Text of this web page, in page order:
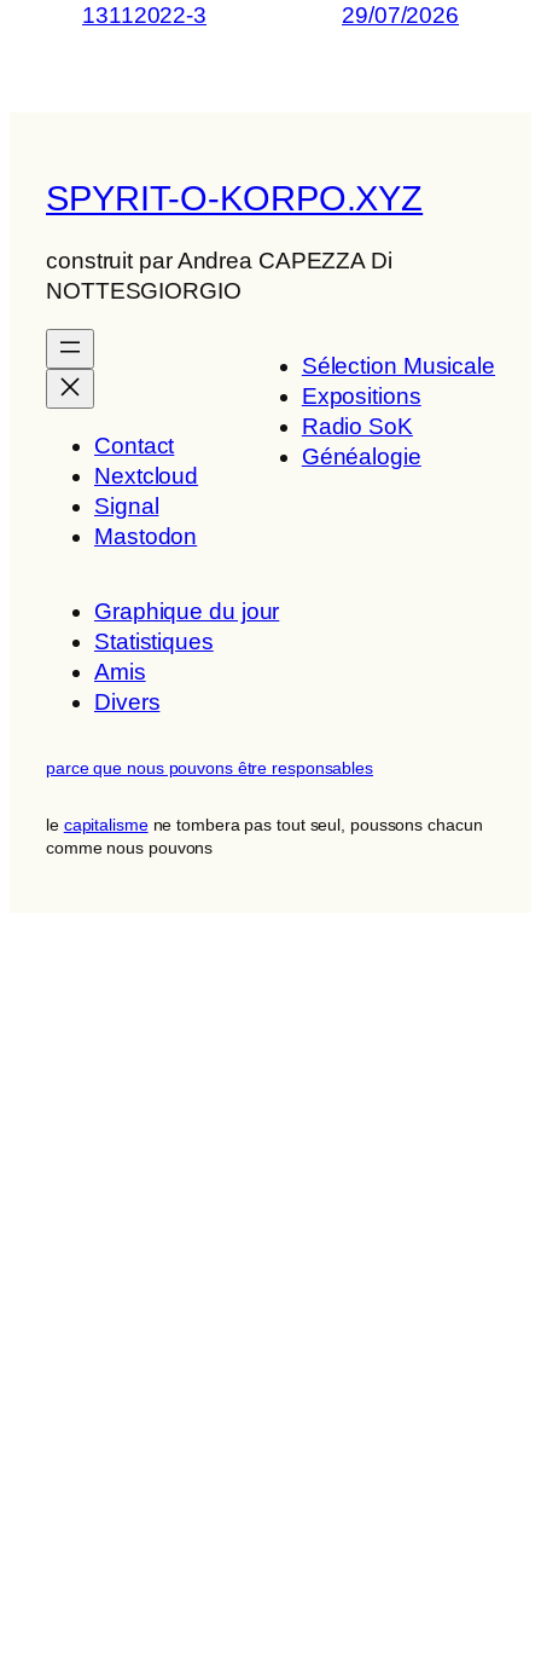
13112022-3 29/07/2026
SPYRIT-O-KORPO.XYZ
construit par Andrea CAPEZZA Di
NOTTESGIORGIO
Contact
Nextcloud
Signal
Mastodon
Sélection Musicale
Expositions
Radio SoK
Généalogie
Graphique du jour
Statistiques
Amis
Divers
parce que nous pouvons être responsables
le capitalismene tombera pas tout seul, poussons chacun
comme nous pouvons